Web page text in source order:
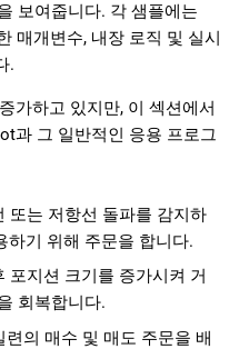
한국어
日本語
보여줍니다. 각 샘플에는
매개변수, 내장 로직 및 실시
.
가하고 있지만, 이 섹션에서
과 그 일반적인 응용 프로그
또는 저항선 돌파를 감지하
하기 위해 주문을 합니다.
포지션 크기를 증가시켜 거
회복합니다.
의 매수 및 매도 주문을 배